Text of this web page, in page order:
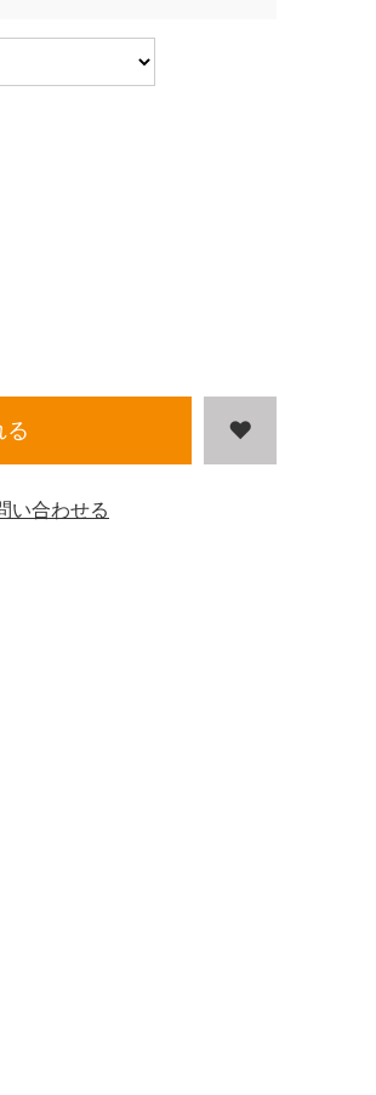
る
い合わせる